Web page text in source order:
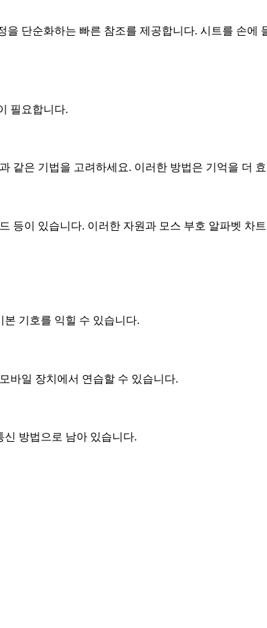
단순화하는 빠른 참조를 제공합니다. 시트를 손
필요합니다.
같은 기법을 고려하세요. 이러한 방법은 기억을 더
등이 있습니다. 이러한 자원과 모스 부호 알파벳 차
기호를 익힐 수 있습니다.
바일 장치에서 연습할 수 있습니다.
방법으로 남아 있습니다.